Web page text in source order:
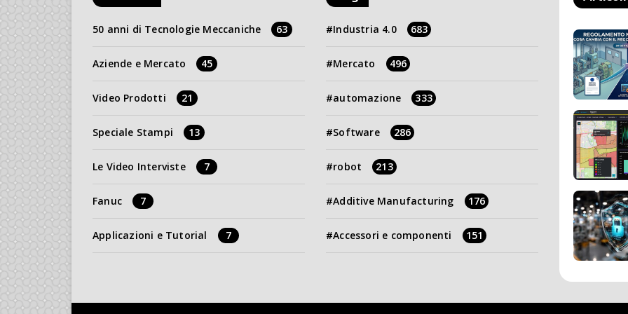
50 anni di Tecnologie Meccaniche 63
Aziende e Mercato 45
Video Prodotti 21
Speciale Stampi 13
Le Video Interviste 7
Fanuc 7
Applicazioni e Tutorial 7
Industria 4.0 683
Mercato 496
automazione 333
Software 286
robot 213
Additive Manufacturing 176
Accessori e componenti 151